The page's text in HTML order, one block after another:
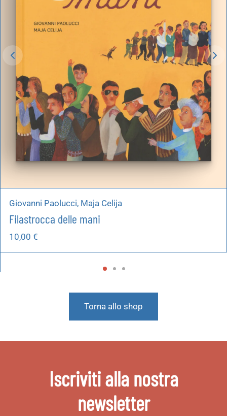
Giovanni Paolucci, Maja Celija
Filastrocca delle mani
10,00 €
Torna allo shop
Iscriviti alla nostra
newsletter